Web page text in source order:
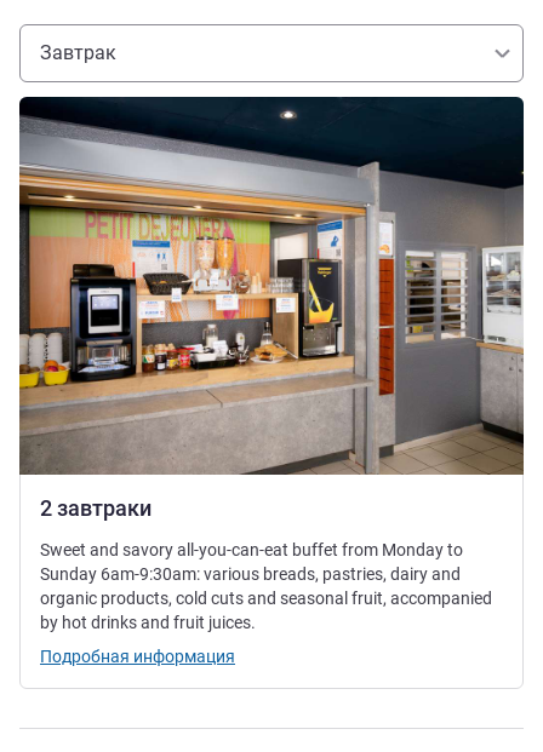
Завтрак
2 завтраки
Подробная информация
Sweet and savory all-you-can-eat buffet from Monday to
Sunday 6am-9:30am: various breads, pastries, dairy and
organic products, cold cuts and seasonal fruit, accompanied
by hot drinks and fruit juices.
Подробная информация